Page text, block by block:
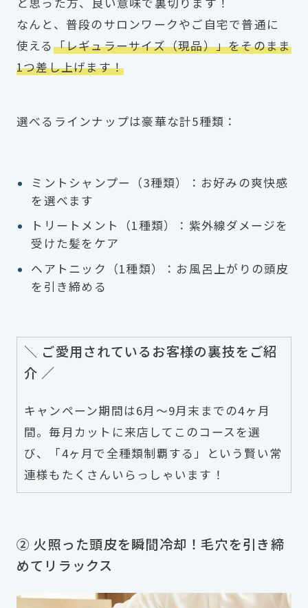
なんと、普段のサロンワークやご自宅で普通に
使える「レギュラーサイズ（現品）」をそのまま
1つ差し上げます！
選べるラインナップは豪華な計5種類：
ミントシャンプー（3種類）：お好みの爽快感
を選べます
トリートメント（1種類）：紫外線ダメージを
受けた髪をケア
ヘアトニック（1種類）：お風呂上がりの頭皮
を引き締める
＼ ご愛用されているお客様の裏技をご紹
介 ／
キャンペーン期間は6月〜9月末までの4ヶ月
間。毎月カットに来店してこのコースを選
び、「4ヶ月で全種類制覇する」という賢い常
連様もたくさんいらっしゃいます！
② 火照った頭皮を瞬間冷却！毛穴を引き締
めてリラックス